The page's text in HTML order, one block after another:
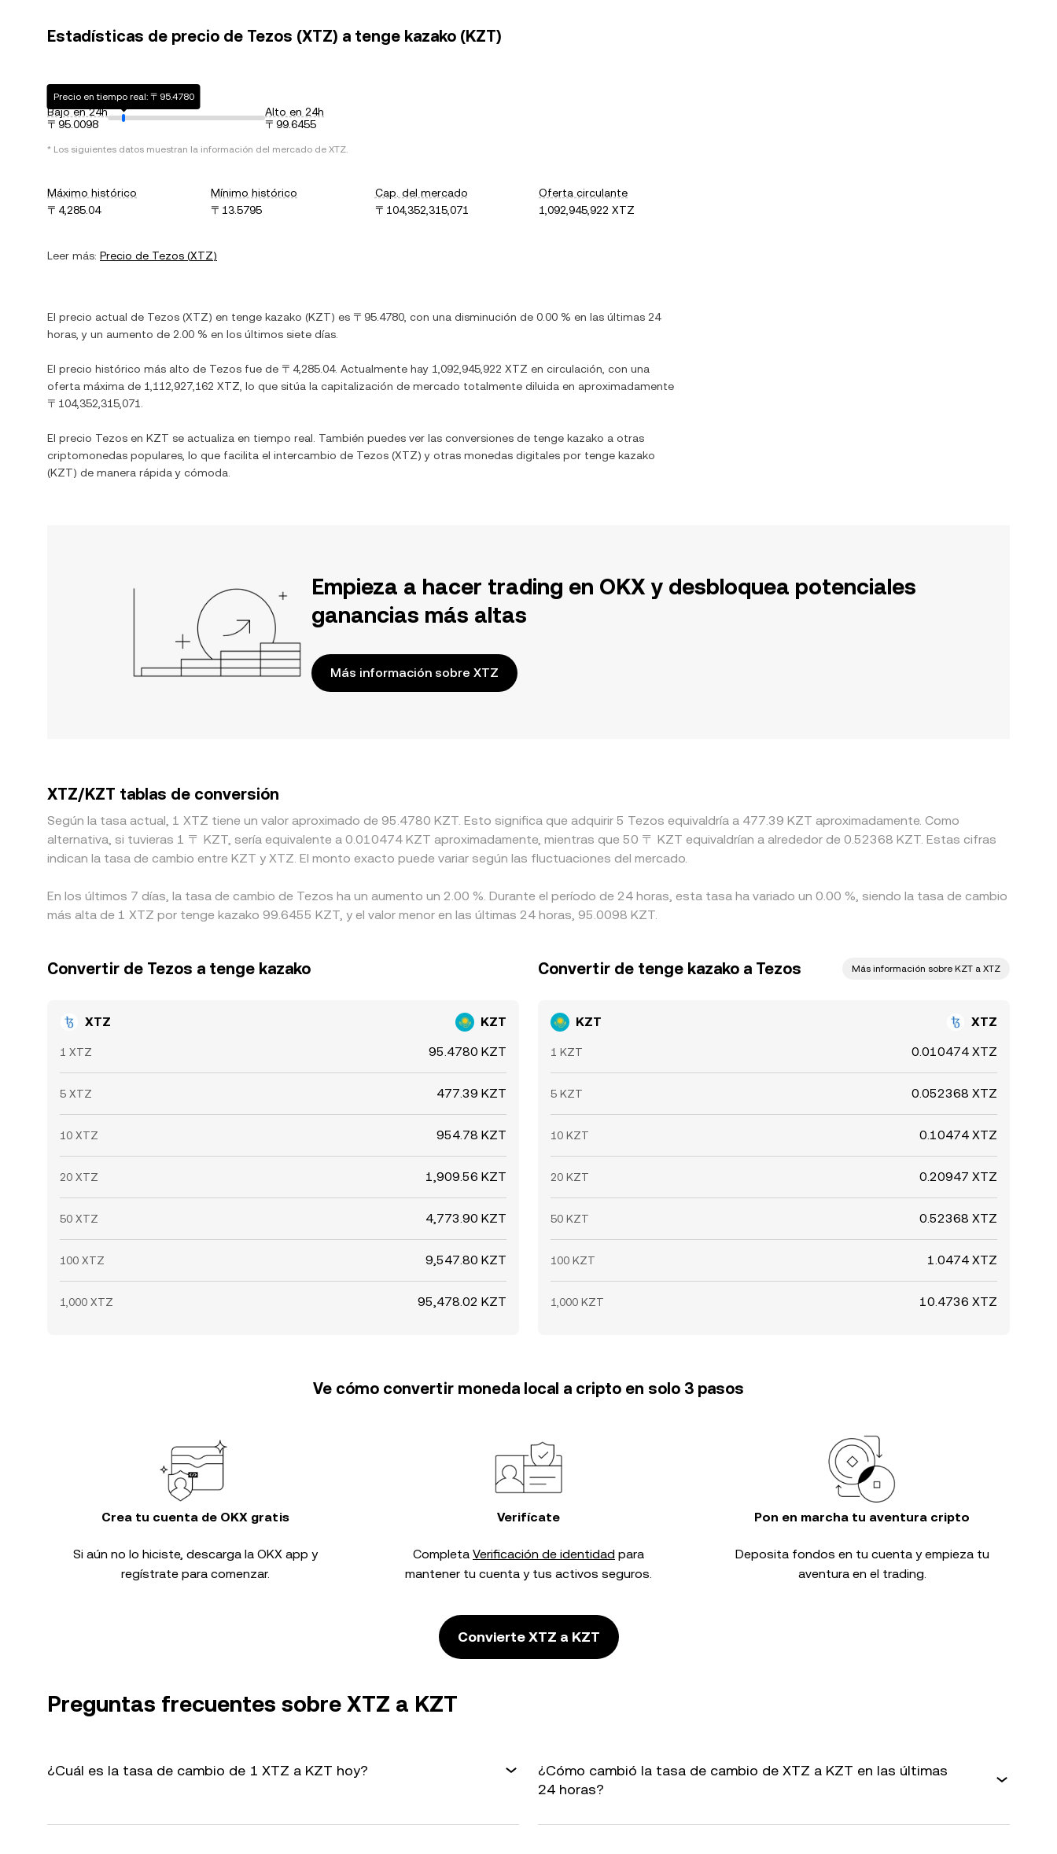
Estadísticas de precio de Tezos (XTZ) a tenge kazako (KZT)
Bajo en 24h
〒95.0098
Precio en tiempo real: 〒95.4780
Alto en 24h
〒99.6455
* Los siguientes datos muestran la información del mercado de XTZ.
Máximo histórico
〒4,285.04
Mínimo histórico
〒13.5795
Cap. del mercado
〒104,352,315,071
Oferta circulante
1,092,945,922 XTZ
Leer más: Precio de Tezos (XTZ)
El precio actual de Tezos (XTZ) en tenge kazako (KZT) es 〒95.4780 , con una disminución de 0.00 % en las últimas 24
horas, y un aumento de 2.00 % en los últimos siete días.
El precio histórico más alto de Tezos fue de 〒4,285.04. Actualmente hay 1,092,945,922 XTZ en circulación, con una
oferta máxima de 1,112,927,162 XTZ , lo que sitúa la capitalización de mercado totalmente diluida en aproximadamente
〒104,352,315,071
El precio Tezos en KZT se actualiza en tiempo real. También puedes ver las conversiones de tenge kazako a otras
criptomonedas populares, lo que facilita el intercambio de Tezos (XTZ) y otras monedas digitales por tenge kazako
(KZT) de manera rápida y cómoda.
Empieza a hacer trading en OKX y desbloquea potenciales
ganancias más altas
Más información sobre XTZ
XTZ/KZT tablas de conversión
Según la tasa actual, 1 XTZ tiene un valor aproximado de 95.4780 KZT. Esto significa que adquirir 5 Tezos equivaldría a 477.39 KZT aproximadamente. Como
alternativa, si tuvieras 1 〒 KZT, sería equivalente a 0.010474 KZT aproximadamente, mientras que 50 〒 KZT equivaldrían a alrededor de 0.52368 KZT. Estas cifras
indican la tasa de cambio entre KZT y XTZ. El monto exacto puede variar según las fluctuaciones del mercado.
En los últimos 7 días, la tasa de cambio de Tezos ha un aumento un 2.00 %. Durante el período de 24 horas, esta tasa ha variado un 0.00 %, siendo la tasa de cambio
más alta de 1 XTZ por tenge kazako 99.6455 KZT, y el valor menor en las últimas 24 horas, 95.0098 KZT.
Convertir de Tezos a tenge kazako
XTZ KZT
1 XTZ 95.4780 KZT
5 XTZ 477.39 KZT
10 XTZ 954.78 KZT
20 XTZ 1,909.56 KZT
50 XTZ 4,773.90 KZT
100 XTZ 9,547.80 KZT
1,000 XTZ 95,478.02 KZT
Convertir de tenge kazako a Tezos Más información sobre KZT a XTZ
KZT XTZ
1 KZT 0.010474 XTZ
5 KZT 0.052368 XTZ
10 KZT 0.10474 XTZ
20 KZT 0.20947 XTZ
50 KZT 0.52368 XTZ
100 KZT 1.0474 XTZ
1,000 KZT 10.4736 XTZ
Ve cómo convertir moneda local a cripto en solo 3 pasos
Crea tu cuenta de OKX gratis
Si aún no lo hiciste, descarga la OKX app y
regístrate para comenzar.
Verifícate
Completa Verificación de identidad para
mantener tu cuenta y tus activos seguros.
Pon en marcha tu aventura cripto
Deposita fondos en tu cuenta y empieza tu
aventura en el trading.
Convierte XTZ a KZT
Preguntas frecuentes sobre XTZ a KZT
¿Cuál es la tasa de cambio de 1 XTZ a KZT hoy?
¿Cómo cambió la tasa de cambio de XTZ a KZT en las últimas
24 horas?